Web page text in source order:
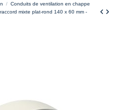
Conduits de ventilation en chappe
mixte plat-rond 140 x 60 mm -